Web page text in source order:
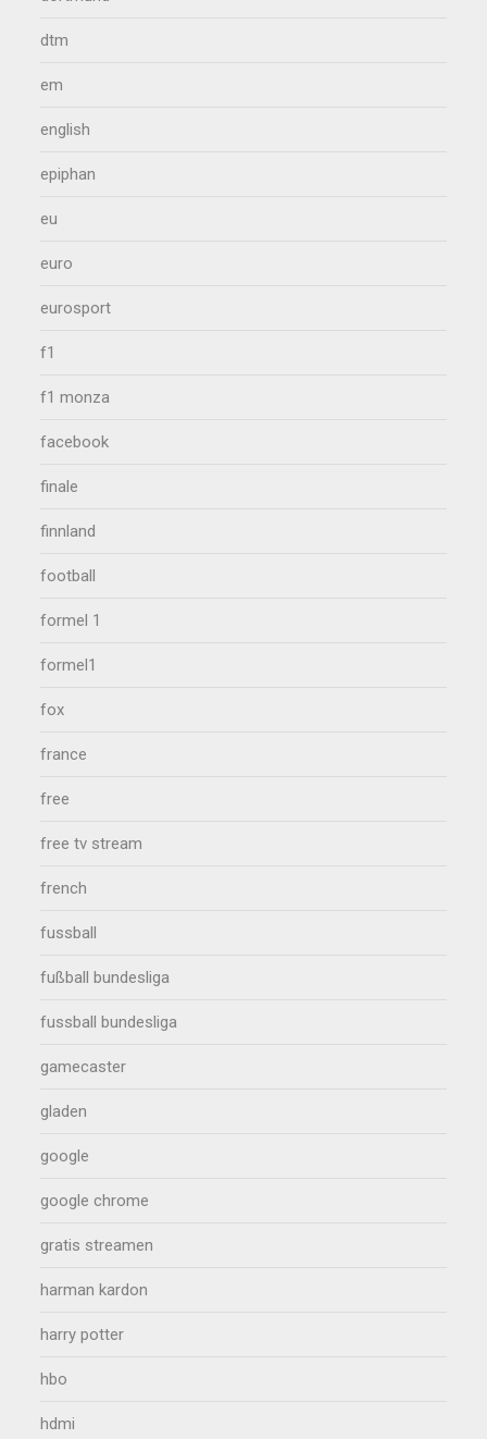
dtm
em
english
epiphan
eu
euro
eurosport
f1
f1 monza
facebook
finale
finnland
football
formel 1
formel1
fox
france
free
free tv stream
french
fussball
fußball bundesliga
fussball bundesliga
gamecaster
gladen
google
google chrome
gratis streamen
harman kardon
harry potter
hbo
hdmi